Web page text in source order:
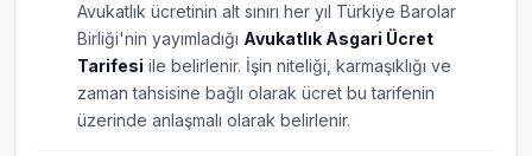
Avukatlık ücretinin alt sınırı her yıl Türkiye Barolar
Birliği'nin yayımladığı Avukatlık Asgari Ücret
Tarifesi ile belirlenir. İşin niteliği, karmaşıklığı ve
zaman tahsisine bağlı olarak ücret bu tarifenin
üzerinde anlaşmalı olarak belirlenir.